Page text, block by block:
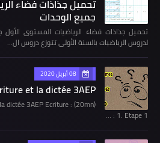
تحميل جذاذات فضاء
جميع الوحدات
تحميل جذاذات فضاء الرياضيات المستوى الأول
لدروس الرياضيات بالسنة الأولى تتوزع دروس ال…
08 أبريل 2020
et la dictée 3AEP
dictée 3AEP Ecriture : (20mn)
1. Etape 1 : …